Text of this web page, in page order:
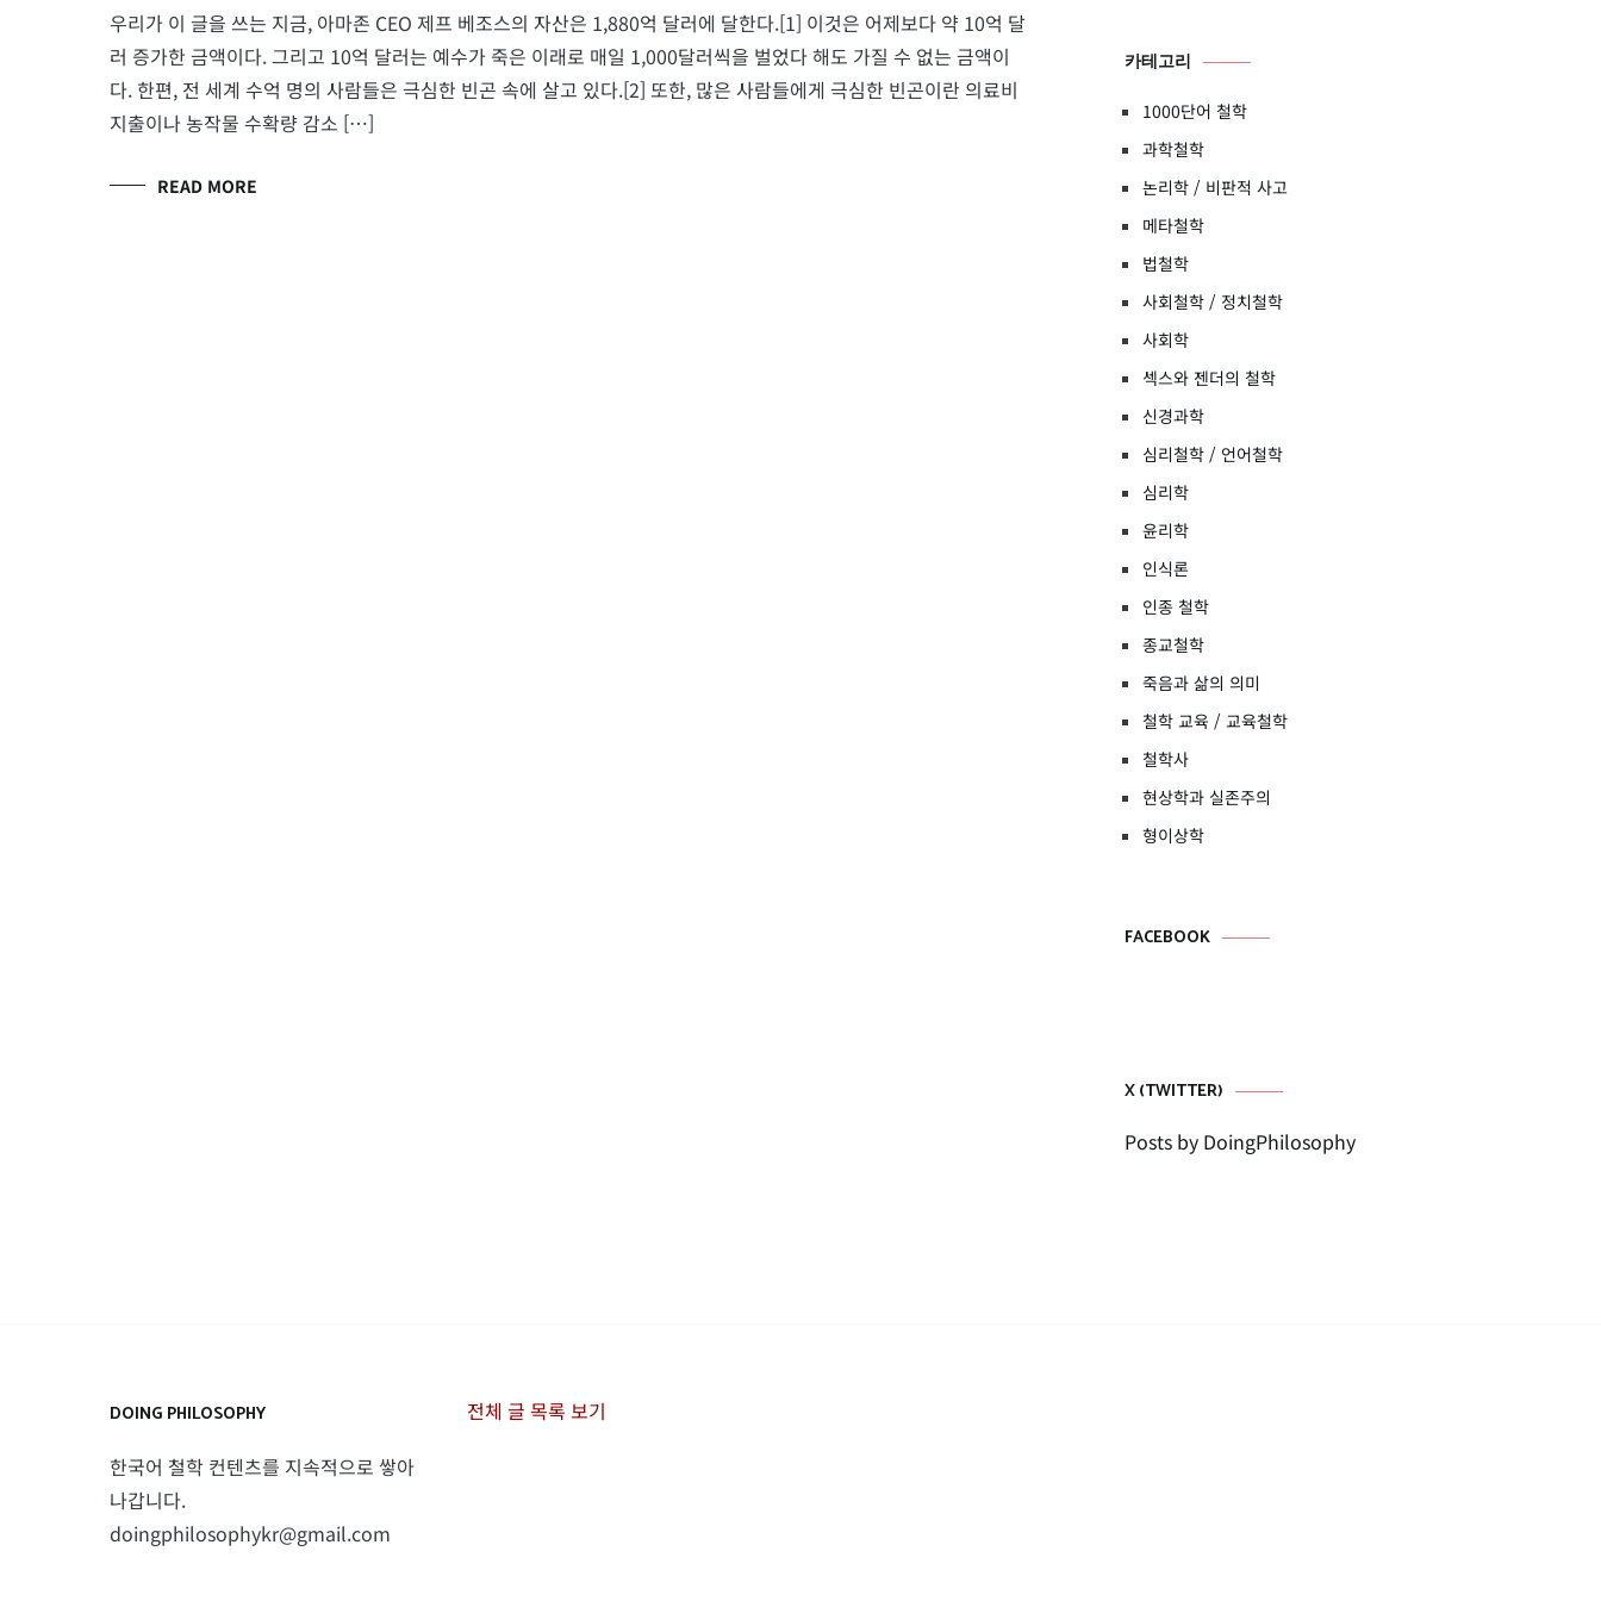
우리가 이 글을 쓰는 지금, 아마존 CEO 제프 베조스의 자산은 1,880억 달러에 달한다.[1] 이것은 어제보다 약 10억 달
러 증가한 금액이다. 그리고 10억 달러는 예수가 죽은 이래로 매일 1,000달러씩을 벌었다 해도 가질 수 없는 금액이
다. 한편, 전 세계 수억 명의 사람들은 극심한 빈곤 속에 살고 있다.[2] 또한, 많은 사람들에게 극심한 빈곤이란 의료비
지출이나 농작물 수확량 감소 […]
READ MORE
카테고리
1000단어 철학
과학철학
논리학 / 비판적 사고
메타철학
법철학
사회철학 / 정치철학
사회학
섹스와 젠더의 철학
신경과학
심리철학 / 언어철학
심리학
윤리학
인식론
인종 철학
종교철학
죽음과 삶의 의미
철학 교육 / 교육철학
철학사
현상학과 실존주의
형이상학
FACEBOOK
X (TWITTER)
Posts by DoingPhilosophy
DOING PHILOSOPHY
한국어 철학 컨텐츠를 지속적으로 쌓아
나갑니다.
doingphilosophykr@gmail.com
전체 글 목록 보기